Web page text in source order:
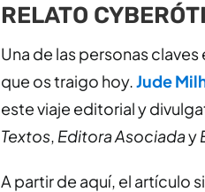
RELATO
Una de las personas
que os traigo hoy.Jude
este viaje editorial y
Textos, Editora Asociaday
A partir de aquí, el artículo